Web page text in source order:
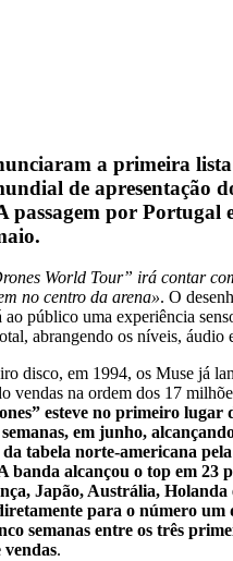
a primeira lista
de apresentação
passagem por Portugal
World Tour” irá contar
no centro da arena». O
público uma experiência
abrangendo os níveis, áudio
disco, em 1994, os Muse já
vendas na ordem dos 17
esteve no primeiro lugar
em junho,
tabela norte-americana
banda alcançou o top em 23
Japão, Austrália, Holanda
para o número um
semanas entre os três
vendas.